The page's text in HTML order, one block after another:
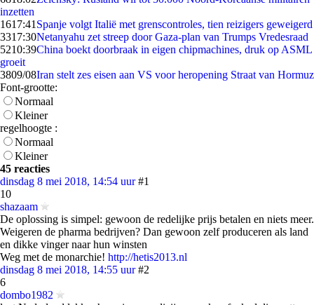
inzetten
1617:41 Spanje volgt Italië met grenscontroles, tien reizigers geweigerd
3317:30Netanyahu zet streep door Gaza-plan van Trumps Vredesraad
5210:39China boekt doorbraak in eigen chipmachines, druk op ASML
groeit
3809/08Iran stelt zes eisen aan VS voor heropening Straat van Hormuz
Font-grootte:
Normaal
Kleiner
regelhoogte :
Normaal
Kleiner
45 reacties
dinsdag 8 mei 2018, 14:54 uur #1
10
shazaam
De oplossing is simpel: gewoon de redelijke prijs betalen en niets meer.
Weigeren de pharma bedrijven? Dan gewoon zelf produceren als land
en dikke vinger naar hun winsten
Weg met de monarchie! http://hetis2013.nl
dinsdag 8 mei 2018, 14:55 uur #2
6
dombo1982